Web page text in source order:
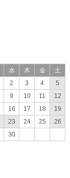
水 木 金
土
2 3 4
5
9 10 11
12
16 17 18
19
23 24 25
26
30